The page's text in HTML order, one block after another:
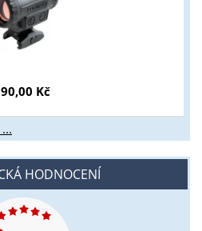
Kč
HODNOCENÍ